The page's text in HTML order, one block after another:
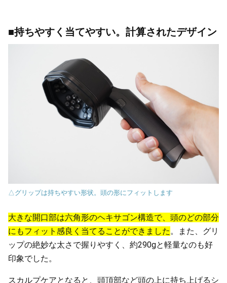
■持ちやすく当てやすい。計算されたデザイン
△グリップは持ちやすい形状。頭の形にフィットします
大きな開口部は六角形のヘキサゴン構造で、頭のどの部分
にもフィット感良く当てることができました。また、グリ
ップの絶妙な太さで握りやすく、約290gと軽量なのも好
印象でした。
スカルプケアとなると、頭頂部など頭の上に持ち上げるシ